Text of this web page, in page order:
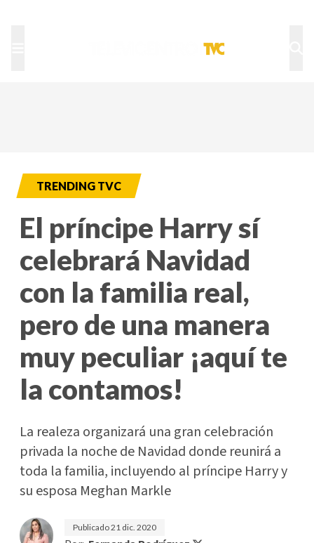
TRENDING TVC
El príncipe Harry sí
celebrará Navidad
con la familia real,
pero de una manera
muy peculiar ¡aquí te
la contamos!
La realeza organizará una gran celebración
privada la noche de Navidad donde reunirá a
toda la familia, incluyendo al príncipe Harry y
su esposa Meghan Markle
Publicado21 dic. 2020